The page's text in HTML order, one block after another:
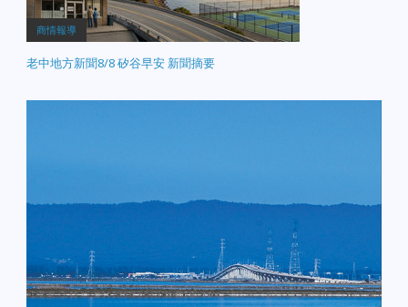
商情報導
老中地方新聞8/8 矽谷早安 新聞摘要